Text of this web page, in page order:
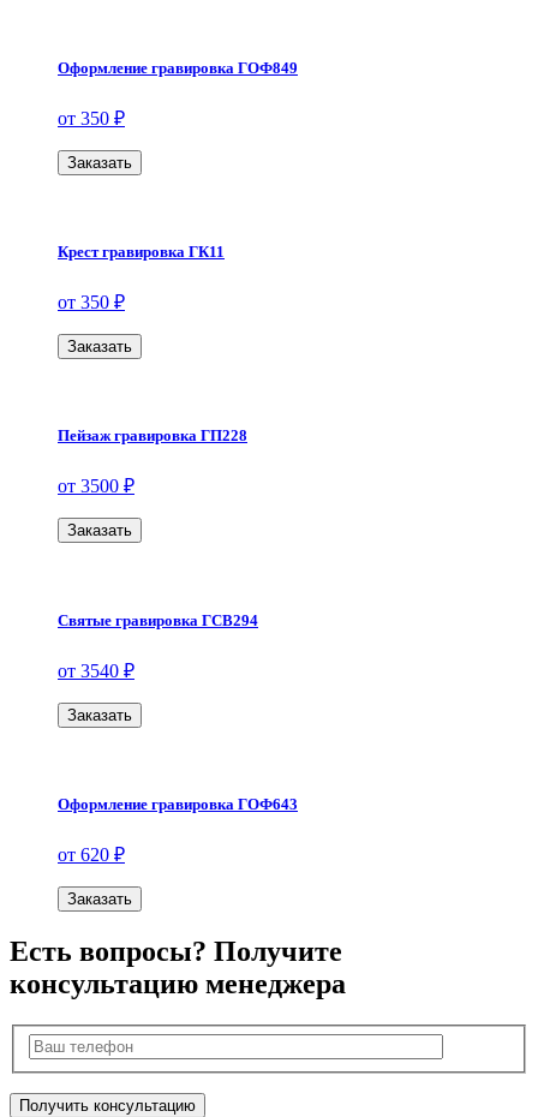
Оформление гравировка ГОФ849
от 350 ₽
Заказать
Крест гравировка ГК11
от 350 ₽
Заказать
Пейзаж гравировка ГП228
от 3500 ₽
Заказать
Святые гравировка ГСВ294
от 3540 ₽
Заказать
Оформление гравировка ГОФ643
от 620 ₽
Заказать
Есть вопросы? Получите
консультацию менеджера